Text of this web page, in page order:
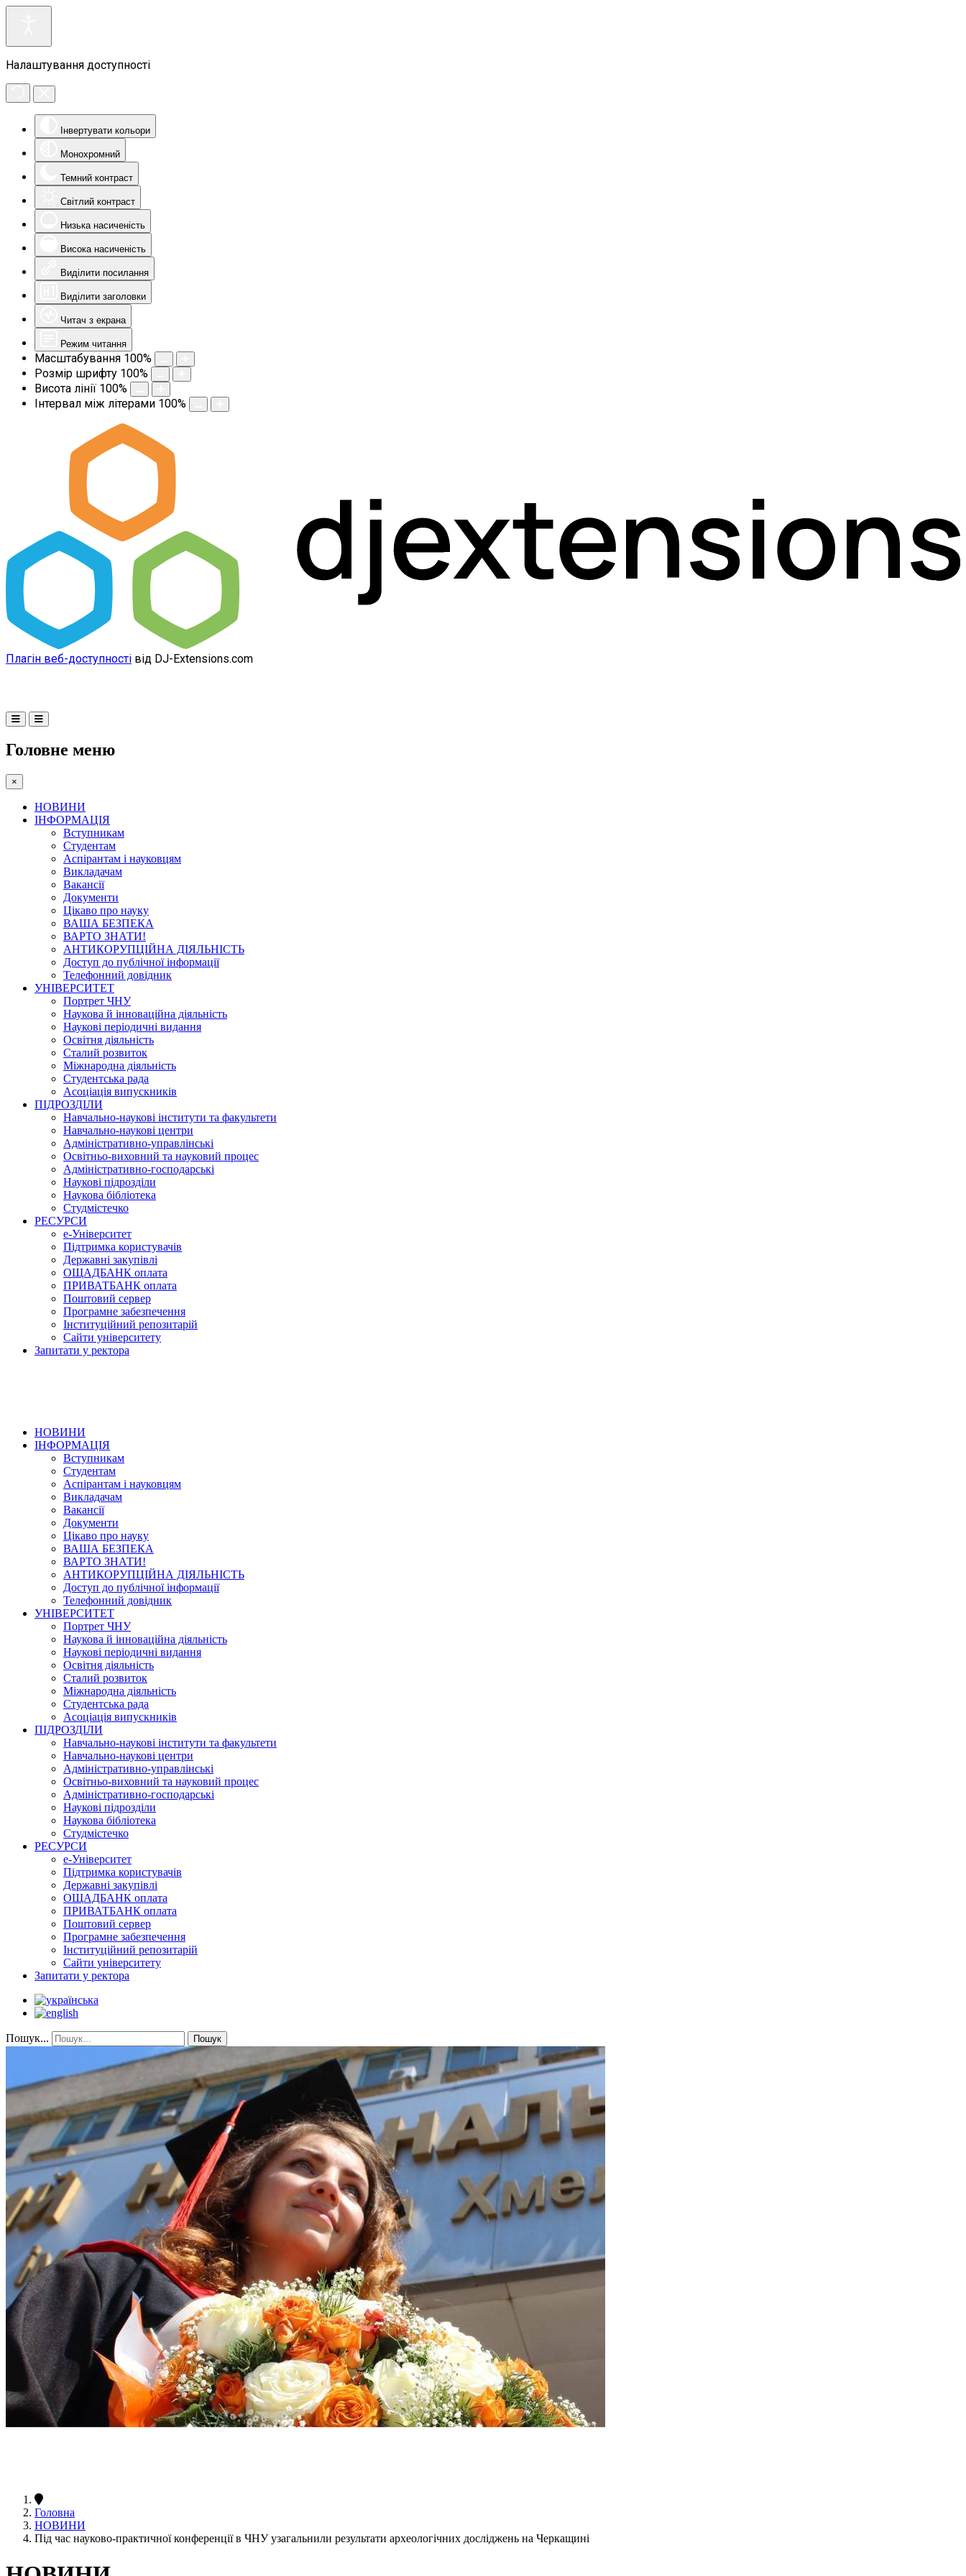
Налаштування доступності
Інвертувати кольори
Монохромний
Темний контраст
Світлий контраст
Низька насиченість
Висока насиченість
Виділити посилання
Виділити заголовки
Читач з екрана
Режим читання
Масштабування 100%
Розмір шрифту 100%
Висота лінії 100%
Інтервал між літерами 100%
Плагін веб-доступності від DJ-Extensions.com
Головне меню
×
НОВИНИ
ІНФОРМАЦІЯ
Вступникам
Студентам
Аспірантам і науковцям
Викладачам
Вакансії
Документи
Цікаво про науку
ВАША БЕЗПЕКА
ВАРТО ЗНАТИ!
АНТИКОРУПЦІЙНА ДІЯЛЬНІСТЬ
Доступ до публічної інформації
Телефонний довідник
УНІВЕРСИТЕТ
Портрет ЧНУ
Наукова й інноваційна діяльність
Наукові періодичні видання
Освітня діяльність
Сталий розвиток
Міжнародна діяльність
Студентська рада
Асоціація випускників
ПІДРОЗДІЛИ
Навчально-наукові інститути та факультети
Навчально-наукові центри
Адміністративно-управлінські
Освітньо-виховний та науковий процес
Адміністративно-господарські
Наукові підрозділи
Наукова бібліотека
Студмістечко
РЕСУРСИ
е-Університет
Підтримка користувачів
Державні закупівлі
ОЩАДБАНК оплата
ПРИВАТБАНК оплата
Поштовий сервер
Програмне забезпечення
Інституційний репозитарій
Сайти університету
Запитати у ректора
НОВИНИ
ІНФОРМАЦІЯ
Вступникам
Студентам
Аспірантам і науковцям
Викладачам
Вакансії
Документи
Цікаво про науку
ВАША БЕЗПЕКА
ВАРТО ЗНАТИ!
АНТИКОРУПЦІЙНА ДІЯЛЬНІСТЬ
Доступ до публічної інформації
Телефонний довідник
УНІВЕРСИТЕТ
Портрет ЧНУ
Наукова й інноваційна діяльність
Наукові періодичні видання
Освітня діяльність
Сталий розвиток
Міжнародна діяльність
Студентська рада
Асоціація випускників
ПІДРОЗДІЛИ
Навчально-наукові інститути та факультети
Навчально-наукові центри
Адміністративно-управлінські
Освітньо-виховний та науковий процес
Адміністративно-господарські
Наукові підрозділи
Наукова бібліотека
Студмістечко
РЕСУРСИ
е-Університет
Підтримка користувачів
Державні закупівлі
ОЩАДБАНК оплата
ПРИВАТБАНК оплата
Поштовий сервер
Програмне забезпечення
Інституційний репозитарій
Сайти університету
Запитати у ректора
Пошук... Пошук
Головна
НОВИНИ
Під час науково-практичної конференції в ЧНУ узагальнили результати археологічних досліджень на Черкащині